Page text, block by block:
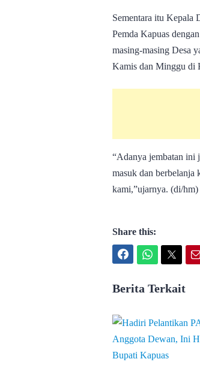
Sementara itu Kepala
Pemda Kapuas
masing-masing Desa
Kamis dan Minggu di
“Adanya jembatan ini
masuk dan berbelanja
kami,”ujarnya. (di/hm)
Share this:
Berita Terkait